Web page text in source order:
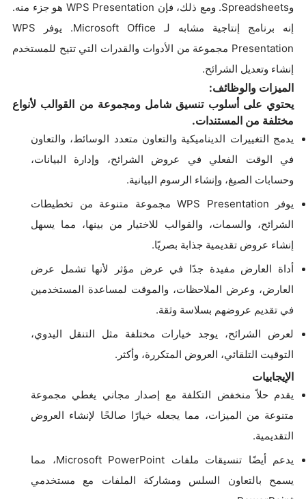
وSpreadsheets. ومع ذلك، فإن WPS Presentation هو جزء منه.
إنه برنامج إنتاجية مشابه لـ Microsoft Office. يوفر WPS
Presentation مجموعة من الأدوات والقدرات التي تتيح للمستخدم
إنشاء وتعديل الشرائح.
الميزات والوظائف:
يحتوي على أسلوب تنسيق شامل ومجموعة من القوالب لأنواع
مختلفة من المستندات.
يدمج التغييرات الديناميكية والتعاون متعدد الوسائط، والتعاون
في الوقت الفعلي في عروض الشرائح، وإدارة البيانات،
وحسابات الصيغ، وإنشاء الرسوم البيانية.
يوفر WPS Presentation مجموعة متنوعة من تخطيطات
الشرائح، والسمات، والقوالب للاختيار من بينها، مما يسهل
إنشاء عروض تقديمية جذابة بصريًا.
أداة العارض مفيدة جدًا في عرض مؤثر لأنها تشمل عرض
العارض، وعرض الملاحظات، والموقت لمساعدة المستخدمين
في تقديم عروضهم بسلاسة وثقة.
لعرض الشرائح، يوجد خيارات مختلفة مثل التنقل اليدوي،
التوقيت التلقائي، العروض المتكررة، وأكثر.
الإيجابيات
يقدم حلاً منخفض التكلفة مع إصدار مجاني يغطي مجموعة
متنوعة من الميزات، مما يجعله خيارًا صالحًا لإنشاء العروض
التقديمية.
يدعم أيضًا تنسيقات ملفات Microsoft PowerPoint، مما
يسمح بالتعاون السلس ومشاركة الملفات مع مستخدمي